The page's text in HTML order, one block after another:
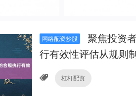
网络配资炒股
聚焦投资
行有效性评估从规则
杠杆配资